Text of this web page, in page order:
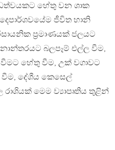
හේතු වන ශාක
ජීවිත හානි
ප්‍රමාණයක් ජලයට
බලපෑම් එල්ල වීම,
වීමට හේතු වීම, උක් වගාවට
දේශීය කෙසෙල්
මෙම ව්‍යාපෘතිය තුළින්